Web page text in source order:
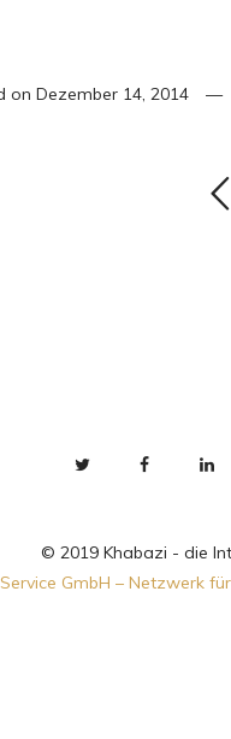
on Dezember 14, 2014
© 2019 Khabazi - die
Service GmbH – Netzwerk